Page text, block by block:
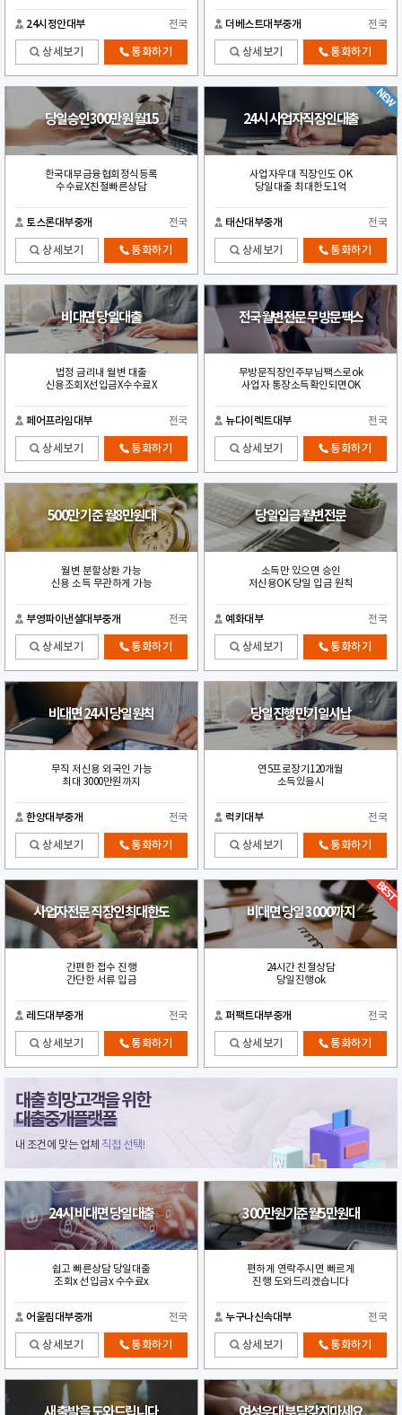
24시정안대부 전국
상세보기 통화하기
더베스트대부중개 전국
상세보기 통화하기
당일승인300만원 월15
한국대부금융협회정식등록
수수료X친절빠른상담
토스론대부중개 전국
상세보기 통화하기
24시 사업자직장인대출
사업자우대 직장인도 OK
당일대출 최대한도1억
태산대부중개 전국
상세보기 통화하기
비대면 당일대출
법정 금리내 월변 대출
신용조회X선입금X수수료X
페어프라임대부 전국
상세보기 통화하기
전국월변전문 무방문팩스
무방문직장인주부님팩스로ok
사업자 통장소득확인되면OK
뉴다이렉트대부 전국
상세보기 통화하기
500만 기준 월8만원대
월변 분할상환 가능
신용 소득 무관하게 가능
부영파이낸셜대부중개 전국
상세보기 통화하기
당일입금 월변전문
소득만 있으면 승인
저신용OK 당일 입금 원칙
예화대부 전국
상세보기 통화하기
비대면 24시 당일원칙
무직 저신용 외국인 가능
최대 3000만원까지
한양대부중개 전국
상세보기 통화하기
당일진행만기일시납
연5프로장기120개월
소득있을시
럭키대부 전국
상세보기 통화하기
사업자전문 직장인최대한도
간편한 접수 진행
간단한 서류 입금
레드대부중개 전국
상세보기 통화하기
비대면 당일 3000까지
24시간 친절상담
당일진행ok
퍼팩트대부중개 전국
상세보기 통화하기
대출 희망고객을 위한
대출중개플랫폼
내 조건에 맞는 업체 직접 선택!
24시 비대면 당일대출
쉽고 빠른상담 당일대출
조회x 선입금x 수수료x
어울림대부중개 전국
상세보기 통화하기
300만원기준월5만원대
편하게 연락주시면 빠르게
진행 도와드리겠습니다
누구나신속대부 전국
상세보기 통화하기